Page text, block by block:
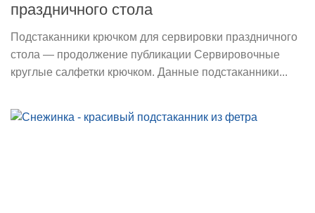
праздничного стола
Подстаканники крючком для сервировки праздничного
стола — продолжение публикации Сервировочные
круглые салфетки крючком. Данные подстаканники...